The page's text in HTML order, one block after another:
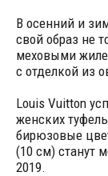
В осенний и
свой образ не
меховыми
с отделкой из
Louis Vuitton
женских
бирюзовые
(10 см) станут
2019.